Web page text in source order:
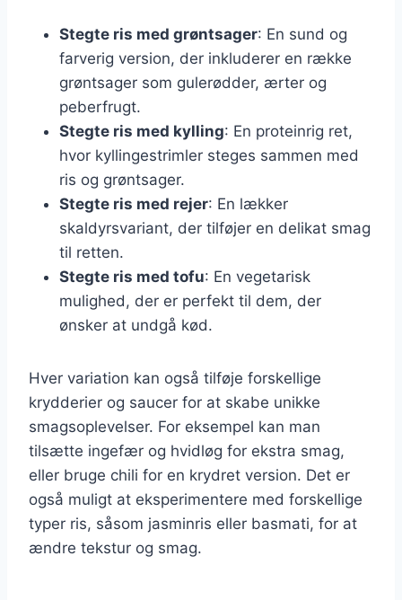
Stegte ris med grøntsager: En sund og
farverig version, der inkluderer en række
grøntsager som gulerødder, ærter og
peberfrugt.
Stegte ris med kylling: En proteinrig ret,
hvor kyllingestrimler steges sammen med
ris og grøntsager.
Stegte ris med rejer: En lækker
skaldyrsvariant, der tilføjer en delikat smag
til retten.
Stegte ris med tofu: En vegetarisk
mulighed, der er perfekt til dem, der
ønsker at undgå kød.
Hver variation kan også tilføje forskellige
krydderier og saucer for at skabe unikke
smagsoplevelser. For eksempel kan man
tilsætte ingefær og hvidløg for ekstra smag,
eller bruge chili for en krydret version. Det er
også muligt at eksperimentere med forskellige
typer ris, såsom jasminris eller basmati, for at
ændre tekstur og smag.